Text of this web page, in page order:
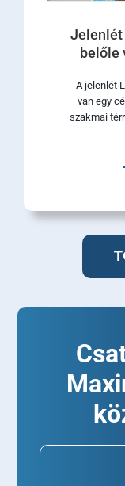
Jelenlét
belőle
A jelenlét
van egy
szakmai